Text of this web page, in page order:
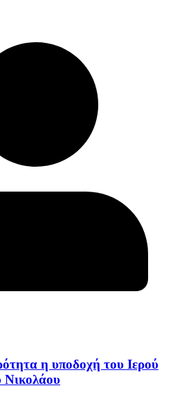
η υποδοχή του Ιερού
Νικολάου